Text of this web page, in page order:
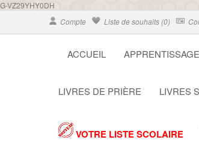
G-VZ29YHY0DH
Compte
Liste de souhaits (0)
ACCUEIL
LIVRES DE PRIÈRE LIVRES
VOTRE LISTE SCOLAIRE